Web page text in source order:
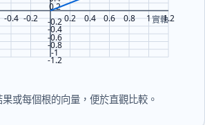
或每個根的向量，便於直觀比較。